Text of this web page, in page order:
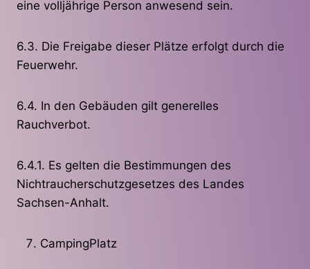
eine volljährige Person anwesend sein.
6.3. Die Freigabe dieser Plätze erfolgt durch die
Feuerwehr.
6.4. In den Gebäuden gilt generelles
Rauchverbot.
6.4.1. Es gelten die Bestimmungen des
Nichtraucherschutzgesetzes des Landes
Sachsen-Anhalt.
CampingPlatz